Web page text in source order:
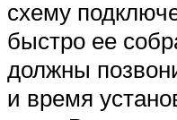
схему
быстро ее
должны
и время